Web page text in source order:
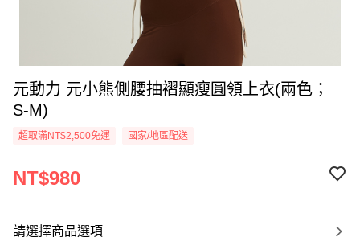
元動力 元小熊側腰抽褶顯瘦圓領上衣(兩色；
S-M)
超取滿NT$2,500免運 國家/地區配送
NT$980
請選擇商品選項